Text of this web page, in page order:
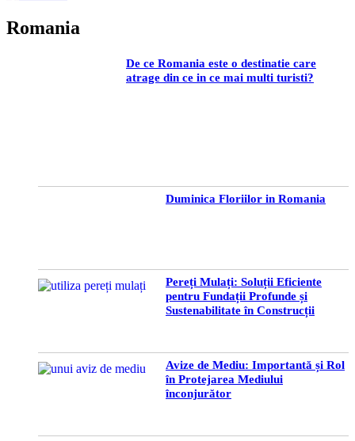
Romania
De ce Romania este o destinatie care
atrage din ce in ce mai multi turisti?
Duminica Floriilor in Romania
Pereți Mulați: Soluții Eficiente
pentru Fundații Profunde și
Sustenabilitate în Construcții
Avize de Mediu: Importantă și Rol
în Protejarea Mediului
înconjurător